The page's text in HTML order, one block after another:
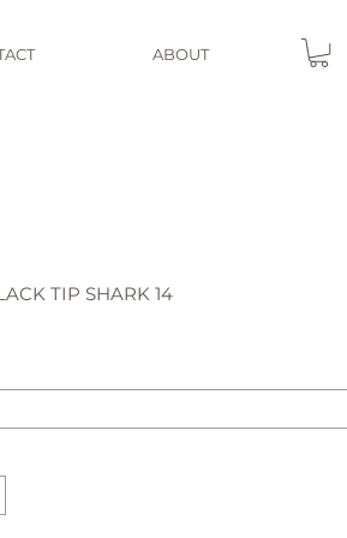
ABOUT
TIP SHARK 14